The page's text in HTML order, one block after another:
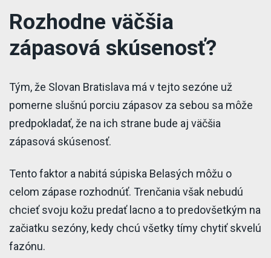
Rozhodne väčšia
zápasová skúsenosť?
Tým, že Slovan Bratislava má v tejto sezóne už
pomerne slušnú porciu zápasov za sebou sa môže
predpokladať, že na ich strane bude aj väčšia
zápasová skúsenosť.
Tento faktor a nabitá súpiska Belasých môžu o
celom zápase rozhodnúť. Trenčania však nebudú
chcieť svoju kožu predať lacno a to predovšetkým na
začiatku sezóny, kedy chcú všetky tímy chytiť skvelú
fazónu.